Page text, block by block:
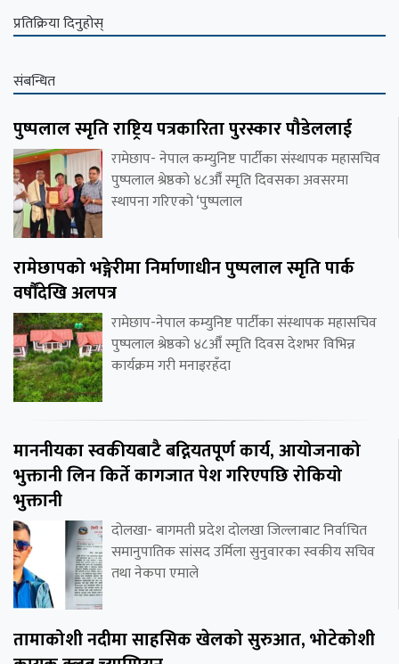
प्रतिक्रिया दिनुहोस्
संबन्धित
पुष्पलाल स्मृति राष्ट्रिय पत्रकारिता पुरस्कार पौडेललाई
रामेछाप- नेपाल कम्युनिष्ट पार्टीका संस्थापक महासचिव
पुष्पलाल श्रेष्ठको ४८औँ स्मृति दिवसका अवसरमा
स्थापना गरिएको ‘पुष्पलाल
रामेछापको भङ्गेरीमा निर्माणाधीन पुष्पलाल स्मृति पार्क
वर्षौंदेखि अलपत्र
रामेछाप-नेपाल कम्युनिष्ट पार्टीका संस्थापक महासचिव
पुष्पलाल श्रेष्ठको ४८औँ स्मृति दिवस देशभर विभिन्न
कार्यक्रम गरी मनाइरहँदा
माननीयका स्वकीयबाटै बद्नियतपूर्ण कार्य, आयोजनाको
भुक्तानी लिन किर्ते कागजात पेश गरिएपछि रोकियो
भुक्तानी
दोलखा- बागमती प्रदेश दोलखा जिल्लाबाट निर्वाचित
समानुपातिक सांसद उर्मिला सुनुवारका स्वकीय सचिव
तथा नेकपा एमाले
तामाकोशी नदीमा साहसिक खेलको सुरुआत, भोटेकोशी